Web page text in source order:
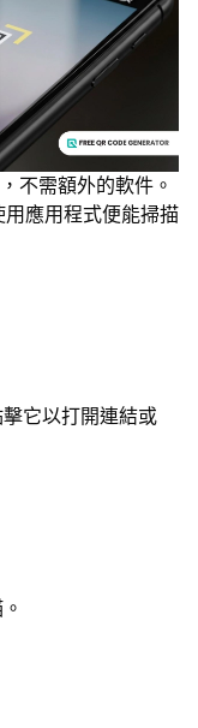
不需額外的軟件。
應用程式便能掃描
它以打開連結或